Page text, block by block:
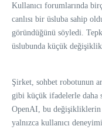
Kullanıcı forumlarında
canlısı bir üsluba sahip
göründüğünü söyledi.
üslubunda küçük
Şirket, sohbet robotunun
gibi küçük ifadelerle daha
OpenAI, bu değişikliklerin
yalnızca kullanıcı